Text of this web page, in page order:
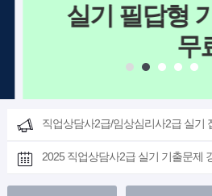
실기 필답형
무
청소년상담사3급 필기시험 접수 안내
직업상담사2급/임상심리사2급 실기
2026년도 제41회 경영지도사 2차 접
[알림] 경영지도사 2차_인사관리, 조
2025 직업상담사2급 실기 기출문제
경영지도사 양성과정 수강자격 및 수